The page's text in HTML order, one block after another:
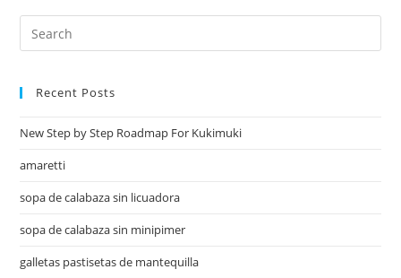
Recent Posts
New Step by Step Roadmap For Kukimuki
amaretti
sopa de calabaza sin licuadora
sopa de calabaza sin minipimer
galletas pastisetas de mantequilla